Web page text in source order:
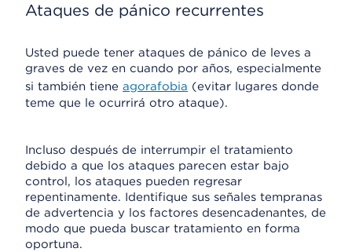
Ataques de pánico recurrentes
Usted puede tener ataques de pánico de leves a
graves de vez en cuando por años, especialmente
si también tiene agorafobia (evitar lugares donde
teme que le ocurrirá otro ataque).
Incluso después de interrumpir el tratamiento
debido a que los ataques parecen estar bajo
control, los ataques pueden regresar
repentinamente. Identifique sus señales tempranas
de advertencia y los factores desencadenantes, de
modo que pueda buscar tratamiento en forma
oportuna.